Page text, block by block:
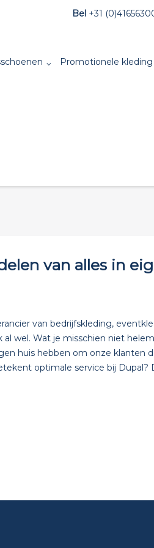
Bel +31
Promotionele kleding
van alles in
van bedrijfskleding,
al wel. Wat je misschien niet
huis hebben om onze klanten
optimale service bij Dupal?